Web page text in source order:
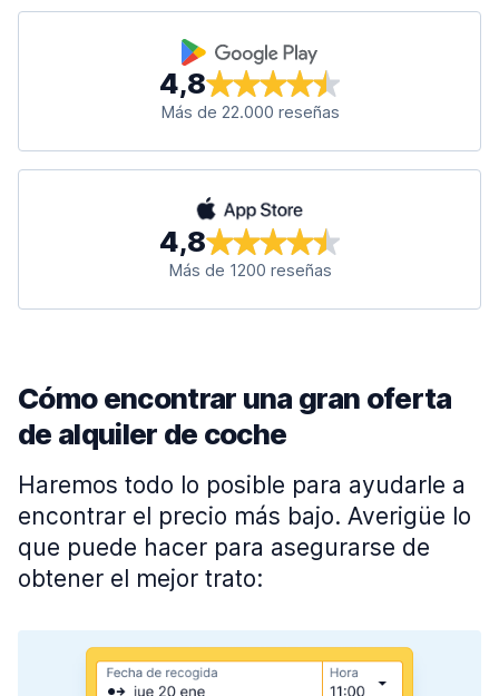
4,8
Más de 22.000 reseñas
4,8
Más de 1200 reseñas
Cómo encontrar una gran oferta
de alquiler de coche
Haremos todo lo posible para ayudarle a
encontrar el precio más bajo. Averigüe lo
que puede hacer para asegurarse de
obtener el mejor trato: